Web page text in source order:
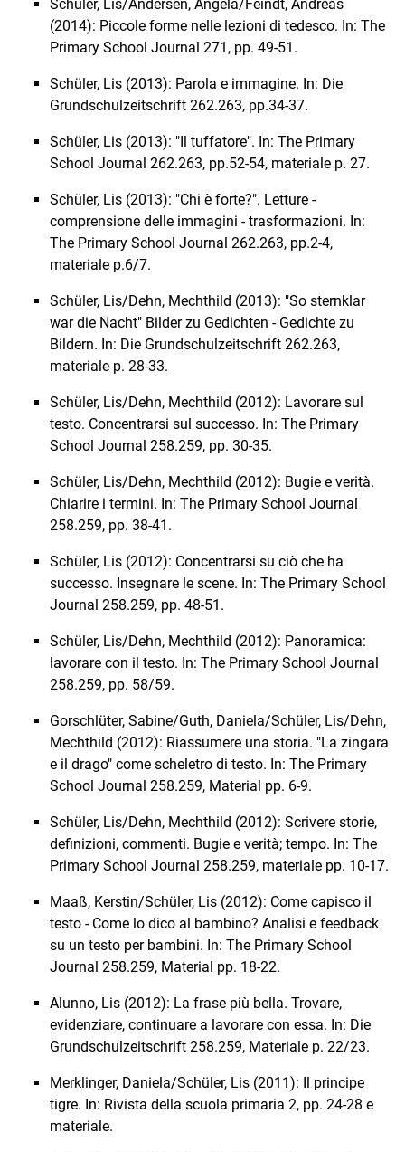
Schüler, Lis/Andersen, Angela/Feindt, Andreas
(2014): Piccole forme nelle lezioni di tedesco. In: The
Primary School Journal 271, pp. 49-51.
Schüler, Lis (2013): Parola e immagine. In: Die
Grundschulzeitschrift 262.263, pp.34-37.
Schüler, Lis (2013): "Il tuffatore". In: The Primary
School Journal 262.263, pp.52-54, materiale p. 27.
Schüler, Lis (2013): "Chi è forte?". Letture -
comprensione delle immagini - trasformazioni. In:
The Primary School Journal 262.263, pp.2-4,
materiale p.6/7.
Schüler, Lis/Dehn, Mechthild (2013): "So sternklar
war die Nacht" Bilder zu Gedichten - Gedichte zu
Bildern. In: Die Grundschulzeitschrift 262.263,
materiale p. 28-33.
Schüler, Lis/Dehn, Mechthild (2012): Lavorare sul
testo. Concentrarsi sul successo. In: The Primary
School Journal 258.259, pp. 30-35.
Schüler, Lis/Dehn, Mechthild (2012): Bugie e verità.
Chiarire i termini. In: The Primary School Journal
258.259, pp. 38-41.
Schüler, Lis (2012): Concentrarsi su ciò che ha
successo. Insegnare le scene. In: The Primary School
Journal 258.259, pp. 48-51.
Schüler, Lis/Dehn, Mechthild (2012): Panoramica:
lavorare con il testo. In: The Primary School Journal
258.259, pp. 58/59.
Gorschlüter, Sabine/Guth, Daniela/Schüler, Lis/Dehn,
Mechthild (2012): Riassumere una storia. "La zingara
e il drago" come scheletro di testo. In: The Primary
School Journal 258.259, Material pp. 6-9.
Schüler, Lis/Dehn, Mechthild (2012): Scrivere storie,
definizioni, commenti. Bugie e verità; tempo. In: The
Primary School Journal 258.259, materiale pp. 10-17.
Maaß, Kerstin/Schüler, Lis (2012): Come capisco il
testo - Come lo dico al bambino? Analisi e feedback
su un testo per bambini. In: The Primary School
Journal 258.259, Material pp. 18-22.
Alunno, Lis (2012): La frase più bella. Trovare,
evidenziare, continuare a lavorare con essa. In: Die
Grundschulzeitschrift 258.259, Materiale p. 22/23.
Merklinger, Daniela/Schüler, Lis (2011): Il principe
tigre. In: Rivista della scuola primaria 2, pp. 24-28 e
materiale.